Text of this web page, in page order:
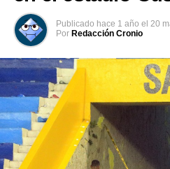
Publicado hace 1 año el 20
Por Redacción Cronio